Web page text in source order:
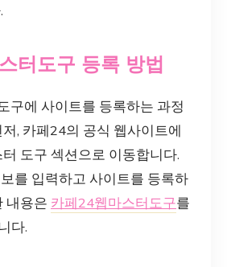
터도구 등록 방법
구에 사이트를 등록하는 과정
, 카페24의 공식 웹사이트에
도구 섹션으로 이동합니다.
를 입력하고 사이트를 등록하
내용은 카페24웹마스터도구를
다.